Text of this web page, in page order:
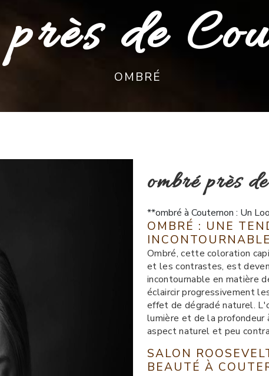
de
OMBRÉ
ombré près
**ombré à Couternon : Un
OMBRÉ : UNE
INCONTOURNABLE
Ombré, cette coloration
et les contrastes, est
incontournable en matière
éclaircir progressivement
effet de dégradé naturel.
lumière et de la profondeur
aspect naturel et peu
SALON
BEAUTÉ À